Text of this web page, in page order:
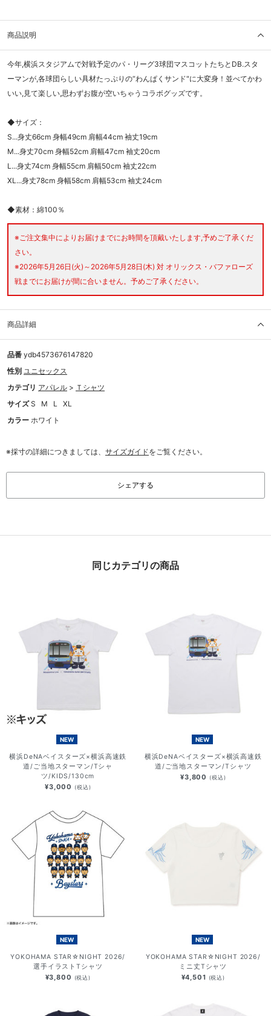
商品説明
今年,横浜スタジアムで対戦予定のパ・リーグ3球団マスコットたちとDB.スタ
ーマンが,各球団らしい具材たっぷりの“わんぱくサンド"に大変身！並べてかわ
いい,見て楽しい,思わずお腹が空いちゃうコラボグッズです。
◆サイズ：
S...身丈66cm 身幅49cm 肩幅44cm 袖丈19cm
M...身丈70cm 身幅52cm 肩幅47cm 袖丈20cm
L...身丈74cm 身幅55cm 肩幅50cm 袖丈22cm
XL...身丈78cm 身幅58cm 肩幅53cm 袖丈24cm
◆素材：綿100％
※ご注文集中によりお届けまでにお時間を頂戴いたします,予めご了承くだ
さい。
※2026年5月26日(火)～2026年5月28日(木) 対 オリックス・バファローズ
戦までにお届けが間に合いません。予めご了承ください。
商品詳細
品番 ydb4573676147820
性別 ユニセックス
カテゴリ アパレル > Ｔシャツ
サイズ S M L XL
カラー ホワイト
※採寸の詳細につきましては、 サイズガイドをご覧ください。
シェアする
同じカテゴリの商品
NEW
横浜DeNAベイスターズ×横浜高速鉄
道/ご当地スターマン/Tシャ
ツ/KIDS/130cm
¥3,000 (税込)
NEW
横浜DeNAベイスターズ×横浜高速鉄
道/ご当地スターマン/Tシャツ
¥3,800 (税込)
NEW
YOKOHAMA STAR☆NIGHT 2026/
選手イラストTシャツ
¥3,800 (税込)
NEW
YOKOHAMA STAR☆NIGHT 2026/
ミニ丈Tシャツ
¥4,501 (税込)